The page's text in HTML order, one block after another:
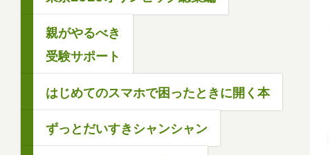
親がやるべき
受験サポート
はじめてのスマホで困ったときに開く本
ずっとだいすきシャンシャン